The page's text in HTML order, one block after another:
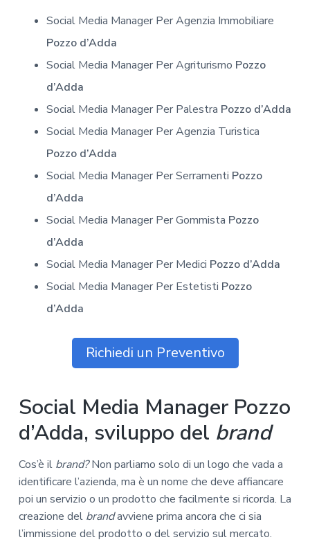
Social Media Manager Per Agenzia Immobiliare
Pozzo d’Adda
Social Media Manager Per Agriturismo Pozzo
d’Adda
Social Media Manager Per Palestra Pozzo d’Adda
Social Media Manager Per Agenzia Turistica
Pozzo d’Adda
Social Media Manager Per Serramenti Pozzo
d’Adda
Social Media Manager Per Gommista Pozzo
d’Adda
Social Media Manager Per Medici Pozzo d’Adda
Social Media Manager Per Estetisti Pozzo
d’Adda
Richiedi un Preventivo
Social Media Manager Pozzo
d’Adda, sviluppo del brand
Cos’è il brand?Non parliamo solo di un logo che vada a
identificare l’azienda, ma è un nome che deve affiancare
poi un servizio o un prodotto che facilmente si ricorda. La
creazione del brandavviene prima ancora che ci sia
l’immissione del prodotto o del servizio sul mercato.